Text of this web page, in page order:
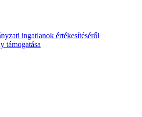
ingatlanok értékesítéséről
támogatása